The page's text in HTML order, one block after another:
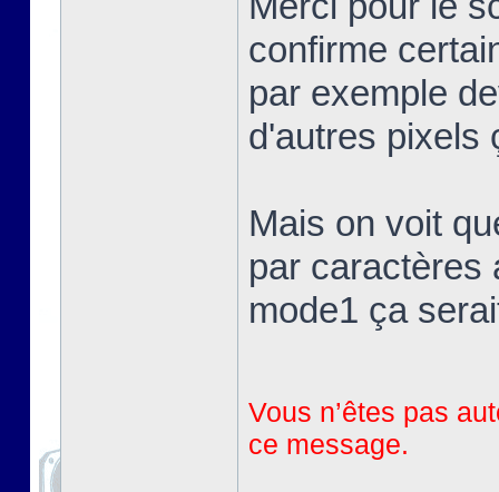
confirme
par exemple
d'autres pixels
Mais on voit
par caractères
mode1 ça
Vous n’êtes pas
ce message.